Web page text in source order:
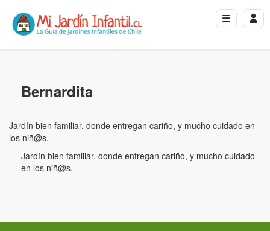
Bernardita
Jardín bien familiar, donde entregan cariño, y mucho cuidado en
los niñ@s.
Jardín bien familiar, donde entregan cariño, y mucho cuidado
en los niñ@s.